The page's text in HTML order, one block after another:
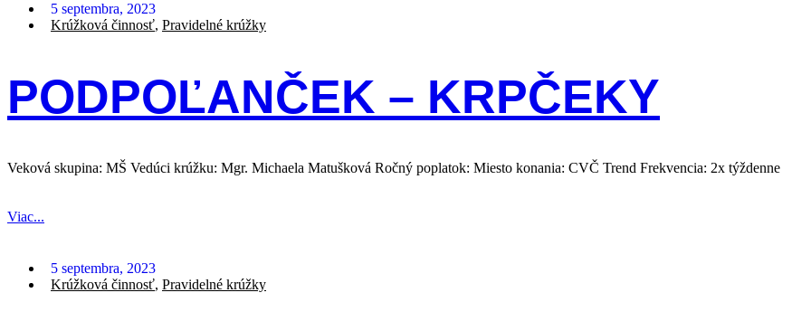
5 septembra, 2023
Krúžková činnosť, Pravidelné krúžky
PODPOĽANČEK – KRPČEKY
Veková skupina: MŠ Vedúci krúžku: Mgr. Michaela Matušková Ročný poplatok: Miesto konania: CVČ Trend Frekvencia: 2x týždenne
Viac...
5 septembra, 2023
Krúžková činnosť, Pravidelné krúžky